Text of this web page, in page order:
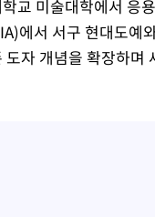
교 미술대학에서 응
에서 서구 현대도예
도자 개념을 확장하며